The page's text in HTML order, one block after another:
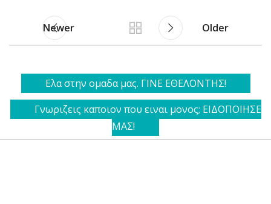
Newer Older
Ελα στην ομαδα μας. ΓΙΝΕ ΕΘΕΛΟΝΤΗΣ!
Γνωριζεις καποιον που ειναι μονος; ΕΙΔΟΠΟΙΗΣΕ
ΜΑΣ!